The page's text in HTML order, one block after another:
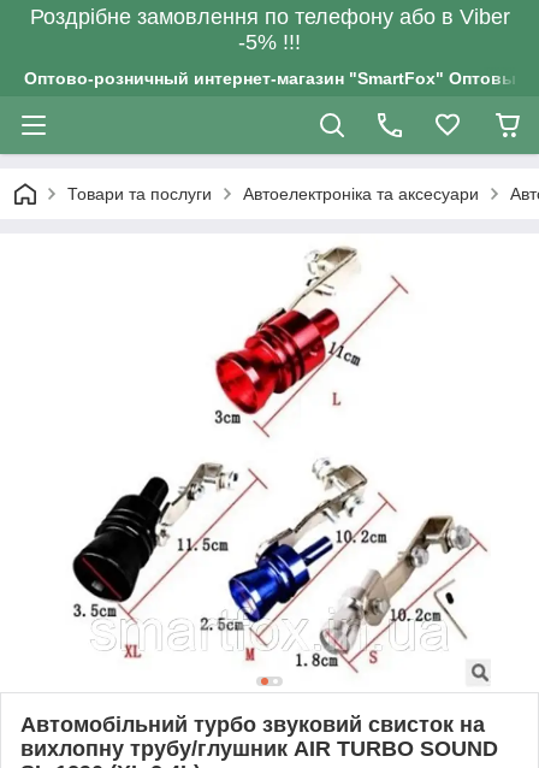
Роздрiбне замовлення по телефону або в Viber
-5% !!!
Оптово-розничный интернет-магазин "SmartFox" Оптовым
Товари та послуги Автоелектроніка та аксесуари
Автомобільний турбо звуковий свисток на
вихлопну трубу/глушник AIR TURBO SOUND